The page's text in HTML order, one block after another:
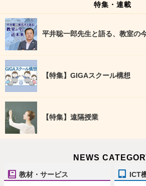
特集・連載
平井聡一郎先生と語る、教室の
【特集】GIGAスクール構想
【特集】遠隔授業
NEWS
教材・サービス ICT